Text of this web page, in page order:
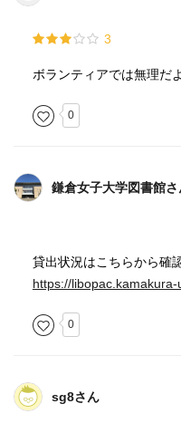
3
ボランティアでは無理だよ
0
鎌倉女子大学図書館さ
貸出状況はこちらから確
https://
0
sg8さん